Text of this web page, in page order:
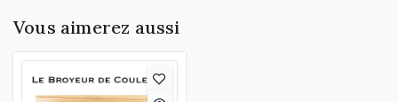
Vous aimerez aussi